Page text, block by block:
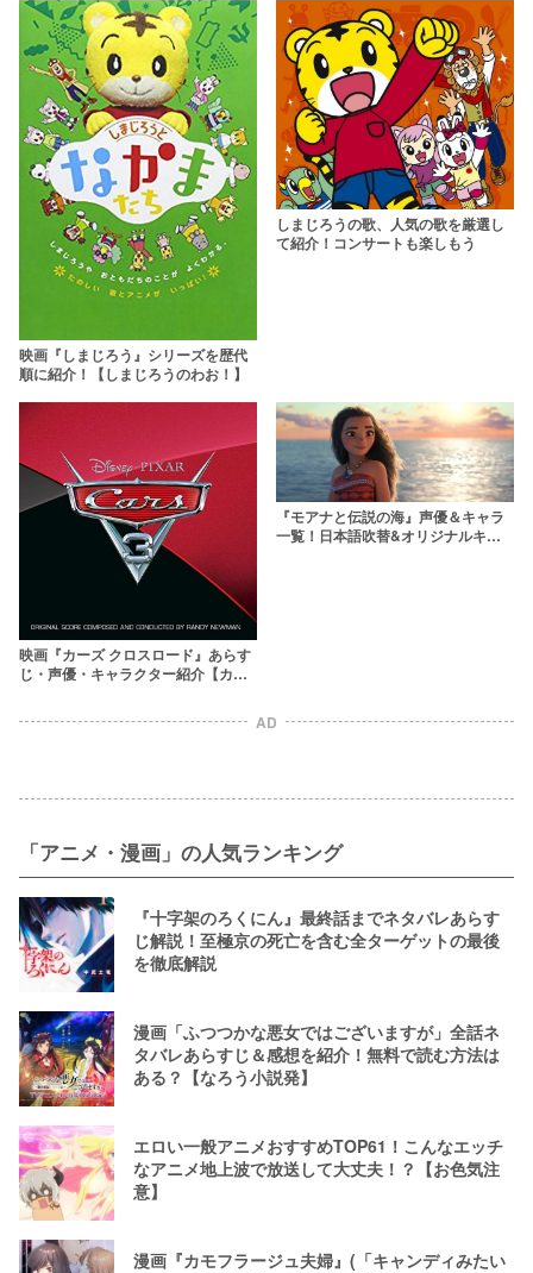
映画『しまじろう』シリーズを歴代
順に紹介！【しまじろうのわお！】
しまじろうの歌、人気の歌を厳選し
て紹介！コンサートも楽しもう
映画『カーズ クロスロード』あらす
じ・声優・キャラクター紹介【カー
『モアナと伝説の海』声優＆キャラ
一覧！日本語吹替&オリジナルキャ
AD
「アニメ・漫画」の人気ランキング
『十字架のろくにん』最終話までネタバレあらす
じ解説！至極京の死亡を含む全ターゲットの最後
を徹底解説
漫画「ふつつかな悪女ではございますが」全話ネ
タバレあらすじ＆感想を紹介！無料で読む方法は
ある？【なろう小説発】
エロい一般アニメおすすめTOP61！こんなエッチ
なアニメ地上波で放送して大丈夫！？【お色気注
意】
漫画『カモフラージュ夫婦』(「キャンディみたい